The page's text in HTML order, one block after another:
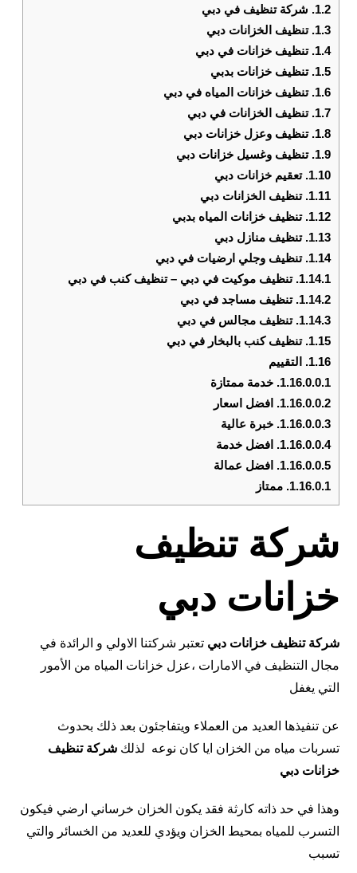
1.2. شركة تنظيف في دبي
1.3. تنظيف الخزانات دبي
1.4. تنظيف خزانات في دبي
1.5. تنظيف خزانات بدبي
1.6. تنظيف خزانات المياه في دبي
1.7. تنظيف الخزانات في دبي
1.8. تنظيف وعزل خزانات دبي
1.9. تنظيف وغسيل خزانات دبي
1.10. تعقيم خزانات دبي
1.11. تنظيف الخزانات دبي
1.12. تنظيف خزانات المياه بدبي
1.13. تنظيف منازل دبي
1.14. تنظيف وجلي ارضيات في دبي
1.14.1. تنظيف موكيت في دبي – تنظيف كنب في دبي
1.14.2. تنظيف مساجد في دبي
1.14.3. تنظيف مجالس في دبي
1.15. تنظيف كنب بالبخار في دبي
1.16.
التقييم
1.16.0.0.1. خدمة ممتازة
1.16.0.0.2.
افضل اسعار
1.16.0.0.3. خبرة عالية
1.16.0.0.4.
افضل خدمة
1.16.0.0.5.
افضل عمالة
1.16.0.1. ممتاز
شركة تنظيف
خزانات دبي
شركة تنظيف خزانات دبي تعتبر شركتنا الاولي و الرائدة في
مجال التنظيف في الامارات ،عزل خزانات المياه من الأمور
التي يغفل
عن تنفيذها العديد من العملاء ويتفاجئون بعد ذلك بحدوث
تسربات مياه من الخزان ايا كان نوعه لذلكشركة تنظيف
خزانات دبي
وهذا في حد ذاته كارثة فقد يكون الخزان خرساني ارضي فيكون
التسرب للمياه بمحيط الخزان ويؤدي للعديد من الخسائر والتي
تسبب